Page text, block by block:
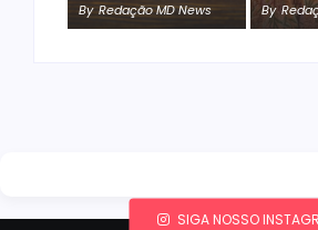
By Redação MD News By
SIGA NOSSO